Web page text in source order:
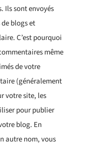
Ils sont envoyés
de blogs et
C’est pourquoi
même
de votre
(généralement
votre site, les
pour publier
blog. En
autre nom, vous